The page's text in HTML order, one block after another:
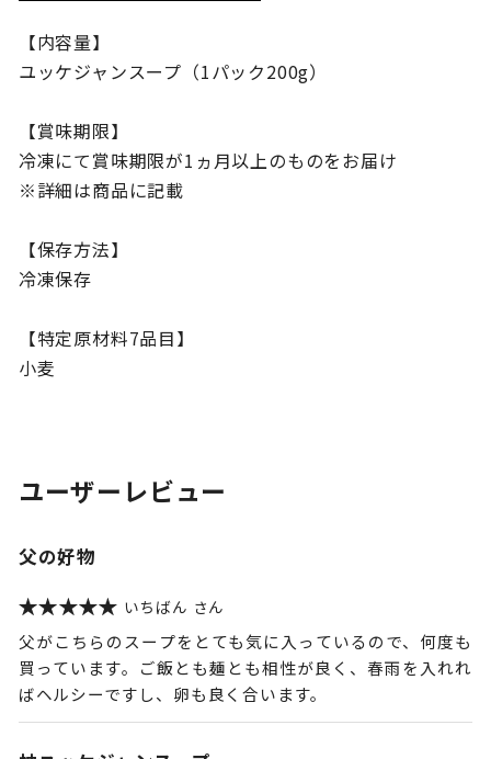
【内容量】
ユッケジャンスープ（1パック200g）
【賞味期限】
冷凍にて賞味期限が1ヵ月以上のものをお届け
※詳細は商品に記載
【保存方法】
冷凍保存
【特定原材料7品目】
小麦
ユーザーレビュー
父の好物
いちばん
父がこちらのスープをとても気に入っているので、何度も
買っています。ご飯とも麺とも相性が良く、春雨を入れれ
ばヘルシーですし、卵も良く合います。